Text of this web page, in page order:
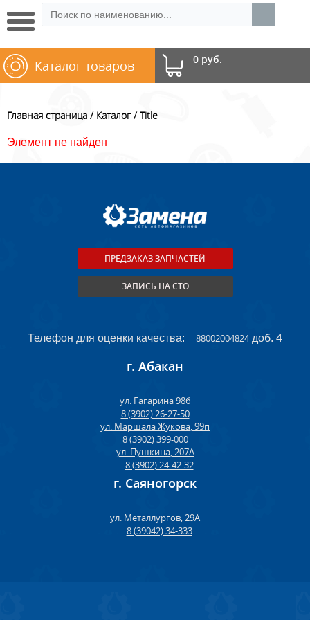
0 руб.
Каталог товаров
Главная страница Каталог Title
Элемент не найден
ПРЕДЗАКАЗ ЗАПЧАСТЕЙ
ЗАПИСЬ НА СТО
Телефон для оценки качества: 88002004824доб. 4
г. Абакан
ул. Гагарина 98б
8 (3902) 26-27-50
ул. Маршала Жукова, 99п
8 (3902) 399-000
ул. Пушкина, 207А
8 (3902) 24-42-32
г. Саяногорск
ул. Металлургов, 29А
8 (39042) 34-333